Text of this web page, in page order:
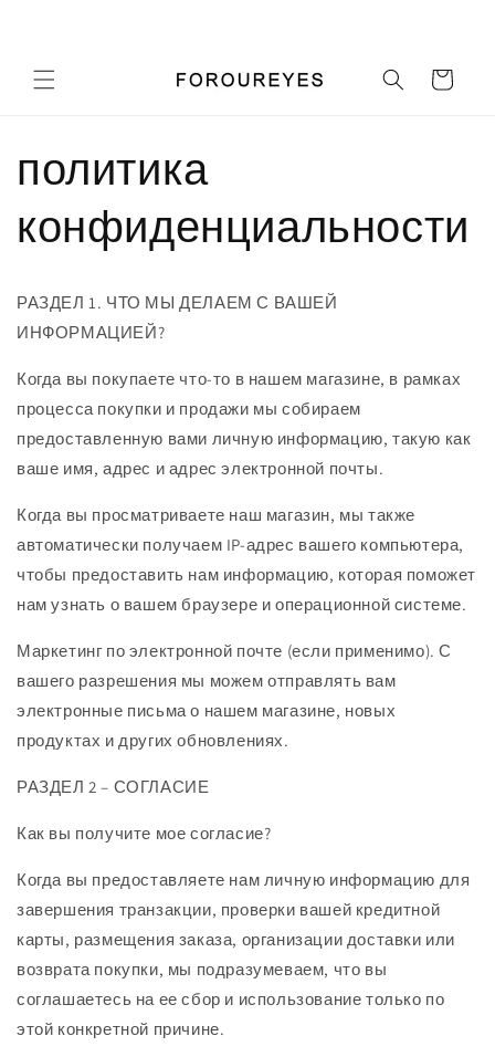
Корзина
политика
конфиденциальности
РАЗДЕЛ 1. ЧТО МЫ ДЕЛАЕМ С ВАШЕЙ
ИНФОРМАЦИЕЙ?
Когда вы покупаете что-то в нашем магазине, в рамках
процесса покупки и продажи мы собираем
предоставленную вами личную информацию, такую ​​как
ваше имя, адрес и адрес электронной почты.
Когда вы просматриваете наш магазин, мы также
автоматически получаем IP-адрес вашего компьютера,
чтобы предоставить нам информацию, которая поможет
нам узнать о вашем браузере и операционной системе.
Маркетинг по электронной почте (если применимо). С
вашего разрешения мы можем отправлять вам
электронные письма о нашем магазине, новых
продуктах и ​​других обновлениях.
РАЗДЕЛ 2 – СОГЛАСИЕ
Как вы получите мое согласие?
Когда вы предоставляете нам личную информацию для
завершения транзакции, проверки вашей кредитной
карты, размещения заказа, организации доставки или
возврата покупки, мы подразумеваем, что вы
соглашаетесь на ее сбор и использование только по
этой конкретной причине.